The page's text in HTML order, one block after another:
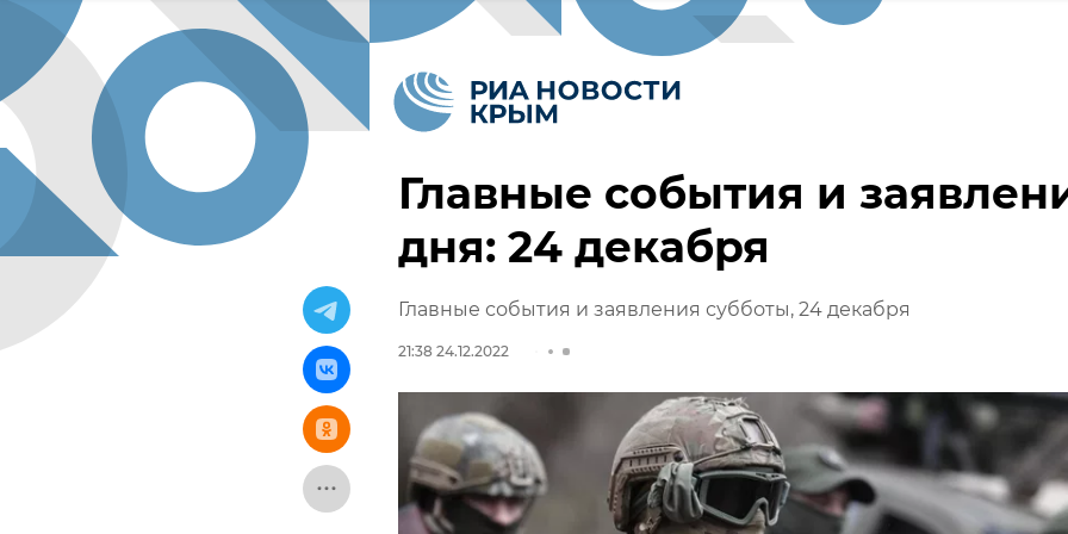
Главные события и
дня: 24 декабря
Главные события и заявления субботы, 24 декабря
21:38 24.12.2022